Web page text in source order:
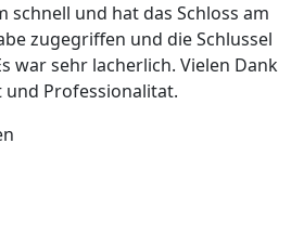
schnell und hat das Schloss am
zugegriffen und die Schlussel
war sehr lacherlich. Vielen Dank
Professionalitat.